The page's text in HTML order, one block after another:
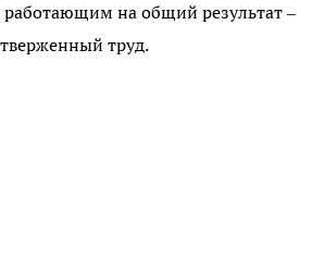
работающим на общий результат –
труд.